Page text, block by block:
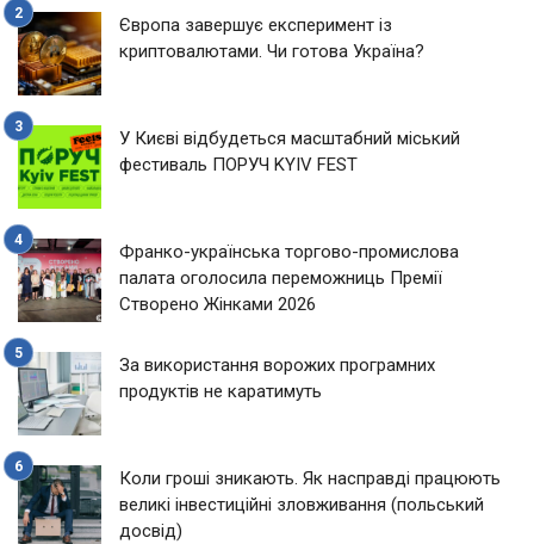
Європа завершує експеримент із
криптовалютами. Чи готова Україна?
У Києві відбудеться масштабний міський
фестиваль ПОРУЧ KYIV FEST
Франко-українська торгово-промислова
палата оголосила переможниць Премії
Створено Жінками 2026
За використання ворожих програмних
продуктів не каратимуть
Коли гроші зникають. Як насправді працюють
великі інвестиційні зловживання (польський
досвід)